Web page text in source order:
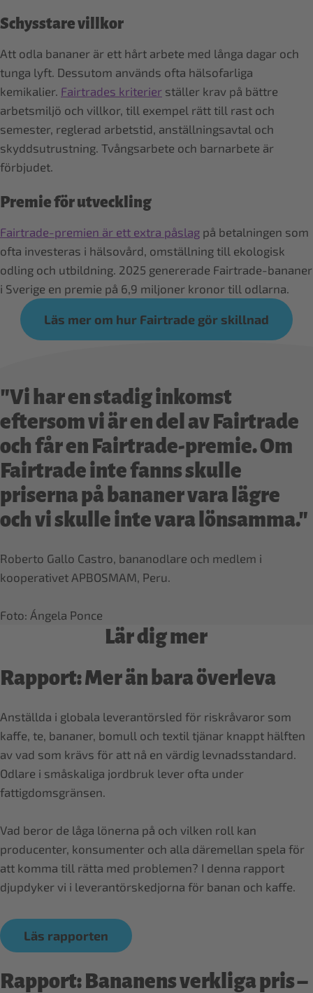
Schysstare villkor
Att odla bananer är ett hårt arbete med långa dagar och
tunga lyft. Dessutom används ofta hälsofarliga
kemikalier. Fairtrades kriterier ställer krav på bättre
arbets­miljö och villkor, till exempel rätt till rast och
semester, reglerad arbetstid, anställningsavtal och
skyddsutrustning. Tvångsarbete och barnarbete är
förbjudet.
Premie för utveckling
Fairtrade-premien är ett extra påslag på betalningen som
ofta investeras i hälsovård, omställning till ekologisk
odling och utbildning. 2025 genererade Fairtrade-bananer
i Sverige en premie på 6,9 miljoner kronor till odlarna.
Läs mer om hur Fairtrade gör skillnad
"Vi har en stadig inkomst
eftersom vi är en del av Fairtrade
och får en Fairtrade-premie. Om
Fairtrade inte fanns skulle
priserna på bananer vara lägre
och vi skulle inte vara lönsamma."
Roberto Gallo Castro, bananodlare och medlem i
kooperativet APBOSMAM, Peru.
Foto: Ángela Ponce
Lär dig mer
Rapport: Mer än bara överleva
Anställda i globala leverantörsled för riskråvaror som
kaffe, te, bananer, bomull och textil tjänar knappt hälften
av vad som krävs för att nå en värdig levnadsstandard.
Odlare i småskaliga jordbruk lever ofta under
fattigdomsgränsen.
Vad beror de låga lönerna på och vilken roll kan
producenter, konsumenter och alla däremellan spela för
att komma till rätta med problemen? I denna rapport
Läs rapporten
Rapport: Bananens verkliga pris –